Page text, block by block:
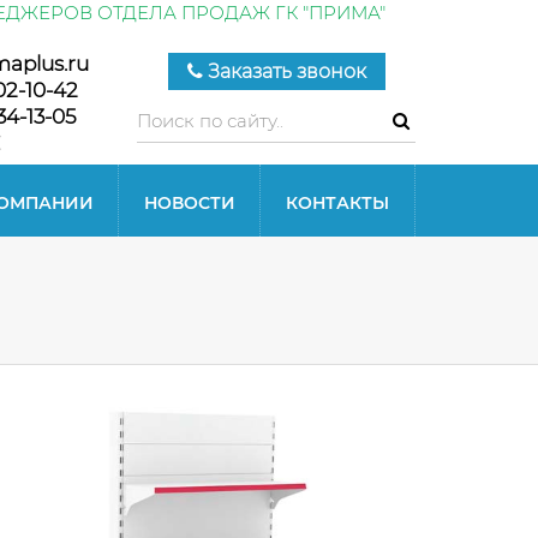
ОТДЕЛА ПРОДАЖ ГК "ПРИМА"
10-42
13-05
Заказать звонок
НОВОСТИ КОНТАКТЫ